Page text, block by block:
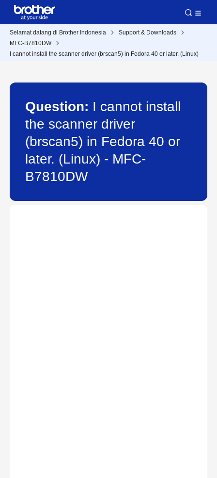
Selamat datang di Brother Indonesia
Support & Downloads
MFC-B7810DW
I cannot install the scanner driver (brscan5) in Fedora 40 or later. (Linux)
Question: I cannot install
the scanner driver
(brscan5) in Fedora 40 or
later. (Linux) - MFC-
B7810DW